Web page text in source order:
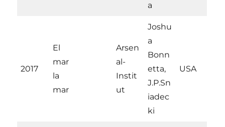
a
2017
El
mar
la
mar
Arsen
al-
Instit
ut
Joshu
a
Bonn
etta,
J.P.Sn
iadec
ki
USA